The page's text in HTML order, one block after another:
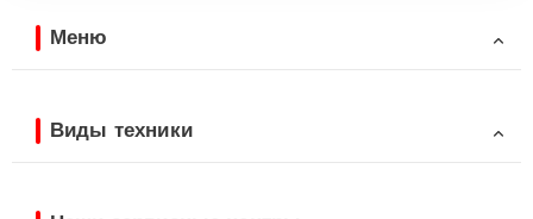
Меню
Виды техники